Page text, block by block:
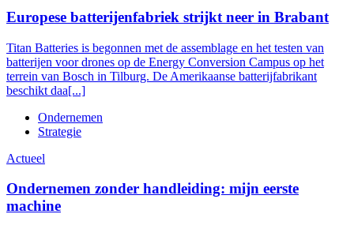
Europese batterijenfabriek strijkt neer in Brabant
Titan Batteries is begonnen met de assemblage en het testen van
batterijen voor drones op de Energy Conversion Campus op het
terrein van Bosch in Tilburg. De Amerikaanse batterijfabrikant
beschikt daa[...]
Ondernemen
Strategie
Actueel
Ondernemen zonder handleiding: mijn eerste
machine